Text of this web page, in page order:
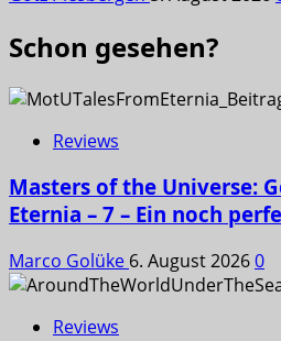
Schon gesehen?
Reviews
Masters of the Universe:
Eternia – 7 – Ein noch
Marco Golüke 6. August 20260
Reviews